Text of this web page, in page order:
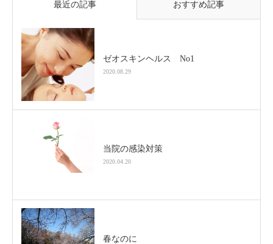
最近の記事 おすすめ記事
ゼオスキンヘルス No1
2020.08.29
当院の感染対策
2020.04.20
春なのに